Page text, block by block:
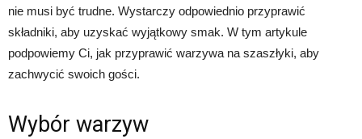
nie musi być trudne. Wystarczy odpowiednio przyprawić
składniki, aby uzyskać wyjątkowy smak. W tym artykule
podpowiemy Ci, jak przyprawić warzywa na szaszłyki, aby
zachwycić swoich gości.
Wybór warzyw